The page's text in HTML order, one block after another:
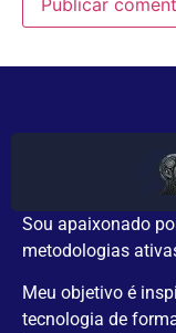
Sou apaixonado
metodologias
Meu objetivo é
tecnologia de